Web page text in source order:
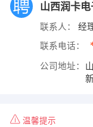
山西润卡
联系人： 经
联系电话：
公司地址：
温馨提示